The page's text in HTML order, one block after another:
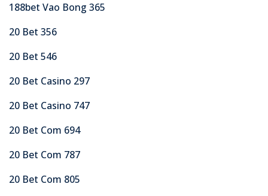
188bet Vao Bong 365
20 Bet 356
20 Bet 546
20 Bet Casino 297
20 Bet Casino 747
20 Bet Com 694
20 Bet Com 787
20 Bet Com 805